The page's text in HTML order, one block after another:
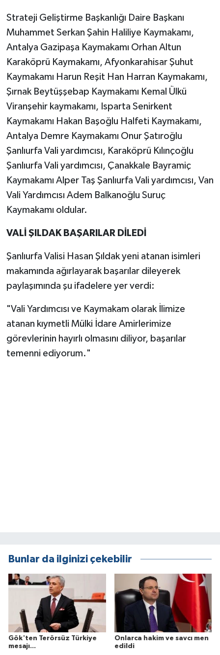
Strateji Geliştirme Başkanlığı Daire Başkanı
Muhammet Serkan Şahin Haliliye Kaymakamı,
Antalya Gazipaşa Kaymakamı Orhan Altun
Karaköprü Kaymakamı, Afyonkarahisar Şuhut
Kaymakamı Harun Reşit Han Harran Kaymakamı,
Şırnak Beytüşşebap Kaymakamı Kemal Ülkü
Viranşehir kaymakamı, Isparta Senirkent
Kaymakamı Hakan Başoğlu Halfeti Kaymakamı,
Antalya Demre Kaymakamı Onur Şatıroğlu
Şanlıurfa Vali yardımcısı, Karaköprü Kılınçoğlu
Şanlıurfa Vali yardımcısı, Çanakkale Bayramiç
Kaymakamı Alper Taş Şanlıurfa Vali yardımcısı, Van
Vali Yardımcısı Adem Balkanoğlu Suruç
Kaymakamı oldular.
VALİ ŞILDAK BAŞARILAR DİLEDİ
Şanlıurfa Valisi Hasan Şıldak yeni atanan isimleri
makamında ağırlayarak başarılar dileyerek
paylaşımında şu ifadelere yer verdi:
"Vali Yardımcısı ve Kaymakam olarak İlimize
atanan kıymetli Mülki İdare Amirlerimize
görevlerinin hayırlı olmasını diliyor, başarılar
temenni ediyorum."
Bunlar da ilginizi çekebilir
Gök'ten Terörsüz Türkiye
mesajı...
Onlarca hakim ve savcı men
edildi